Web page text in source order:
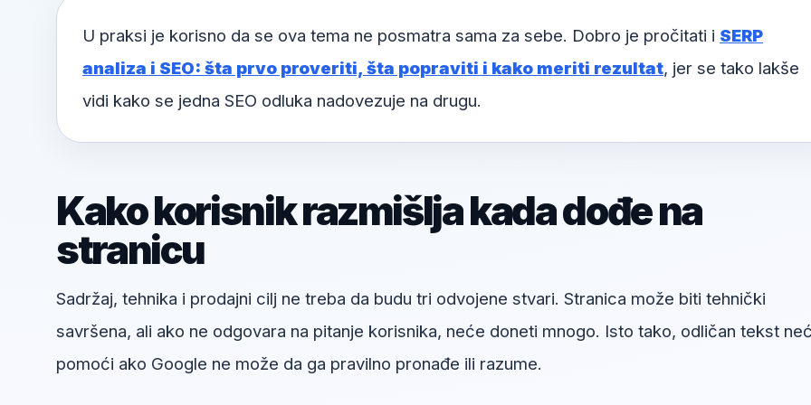
U praksi je korisno da se ova tema ne posmatra sama za sebe. Dobro je pročitati i SERP
analiza i SEO: šta prvo proveriti, šta popraviti i kako meriti rezultat, jer se tako lakše
vidi kako se jedna SEO odluka nadovezuje na drugu.
Kako korisnik razmišlja kada dođe na
stranicu
Sadržaj, tehnika i prodajni cilj ne treba da budu tri odvojene stvari. Stranica može biti tehnički
savršena, ali ako ne odgovara na pitanje korisnika, neće doneti mnogo. Isto tako, odličan tekst
pomoći ako Google ne može da ga pravilno pronađe ili razume.